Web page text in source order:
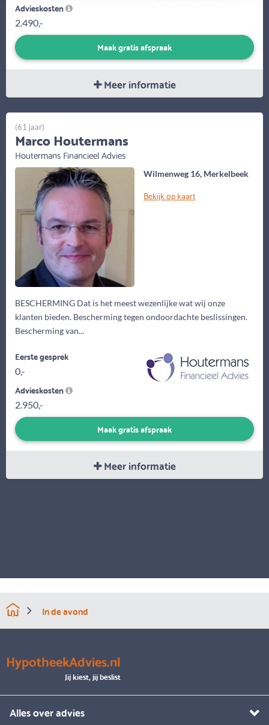
Advieskosten
2.490,-
Maak gratis afspraak
Meer informatie
Wilmenweg 16, Merkelbeek
Bekijk op kaart
BESCHERMING Dat is het meest wezenlijke wat wij onze
klanten bieden. Bescherming tegen ondoordachte beslissingen.
Bescherming van...
(61 jaar)
Marco Houtermans
Houtermans Financieel Advies
Eerste gesprek
0,-
Advieskosten
2.950,-
Maak gratis afspraak
Meer informatie
In de avond
HypotheekAdvies.nl
Jij kiest, jij beslist
Alles over advies